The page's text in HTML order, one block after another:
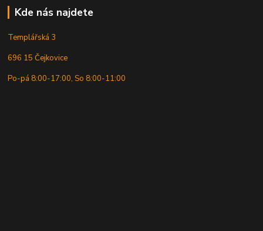
Kde nás najdete
Templářská 3
696 15 Čejkovice
Po-pá 8:00-17:00, So 8:00-11:00